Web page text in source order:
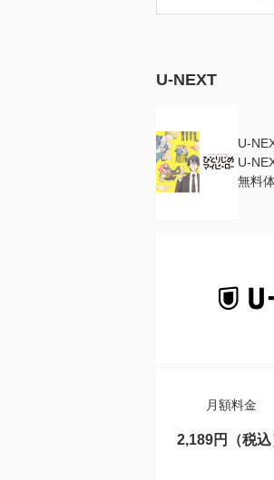
U-NEXT
U-
U-
無料
月額料金
2,189円（税込